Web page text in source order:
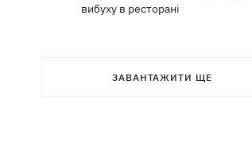
вибуху в ресторані
шести мільйонів застави
ЗАВАНТАЖИТИ ЩЕ